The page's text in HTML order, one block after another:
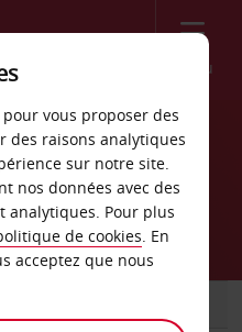
Menu
Neu-
vous proposer des
des raisons analytiques
sur notre site.
nos données avec des
analytiques. Pour plus
de cookies. En
acceptez que nous